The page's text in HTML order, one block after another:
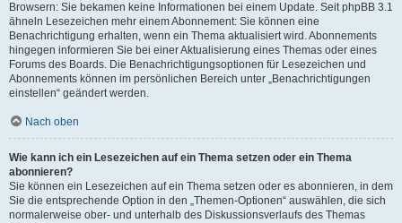
Browsern: Sie bekamen keine Informationen bei einem Update. Seit phpBB 3.1
ähneln Lesezeichen mehr einem Abonnement: Sie können eine
Benachrichtigung erhalten, wenn ein Thema aktualisiert wird. Abonnements
hingegen informieren Sie bei einer Aktualisierung eines Themas oder eines
Forums des Boards. Die Benachrichtigungsoptionen für Lesezeichen und
Abonnements können im persönlichen Bereich unter „Benachrichtigungen
einstellen“ geändert werden.
Nach oben
Wie kann ich ein Lesezeichen auf ein Thema setzen oder ein Thema
abonnieren?
Sie können ein Lesezeichen auf ein Thema setzen oder es abonnieren, in dem
Sie die entsprechende Option in den „Themen-Optionen“ auswählen, die sich
normalerweise ober- und unterhalb des Diskussionsverlaufs des Themas